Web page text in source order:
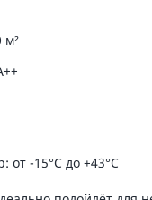
м²
от -15°C до +43°C